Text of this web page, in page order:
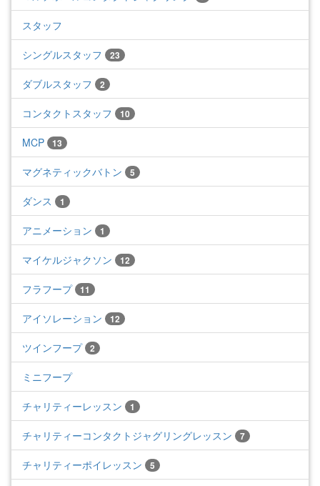
スタッフ
シングルスタッフ 23
ダブルスタッフ 2
コンタクトスタッフ 10
MCP 13
マグネティックバトン 5
ダンス 1
アニメーション 1
マイケルジャクソン 12
フラフープ 11
アイソレーション 12
ツインフープ 2
ミニフープ
チャリティーレッスン 1
チャリティーコンタクトジャグリングレッスン 7
チャリティーポイレッスン 5